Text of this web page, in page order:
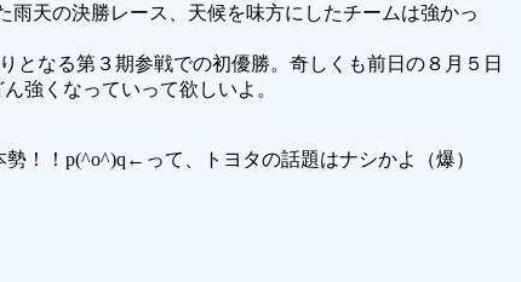
天の決勝レース、天候を味方にしたチームは強かっ
なる第３期参戦での初優勝。奇しくも前日の８月５日
強くなっていって欲しいよ。
！！p(^o^)q←って、トヨタの話題はナシかよ（爆）